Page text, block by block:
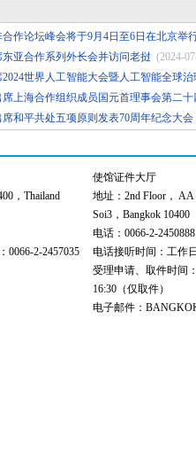
合作论坛峰会将于9月4日至6日在北京举
亚合作系列外长会并访问老挝 (2024-
世界人工智能大会暨人工智能全球
席上海合作组织成员国元首理事会第二
席和平共处五项原则发表70周年纪念大会
，Thailand
2-2457035
使馆证件大厅
地址：2nd Floor， AA
Soi3，Bangkok 10400
电话：0066-2-
电话接听时间：工作
受理申请、取件时间
16:30（仅取件）
电子邮件：